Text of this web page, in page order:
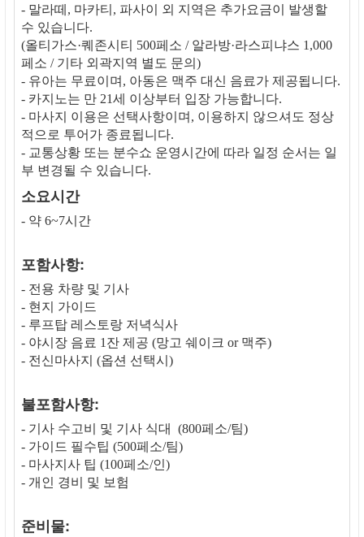
- 말라떼, 마카티, 파사이 외 지역은 추가요금이 발생할
수 있습니다.
(올티가스·퀘존시티 500페소 / 알라방·라스피냐스 1,000
페소 / 기타 외곽지역 별도 문의)
- 유아는 무료이며, 아동은 맥주 대신 음료가 제공됩니다.
- 카지노는 만 21세 이상부터 입장 가능합니다.
- 마사지 이용은 선택사항이며, 이용하지 않으셔도 정상
적으로 투어가 종료됩니다.
- 교통상황 또는 분수쇼 운영시간에 따라 일정 순서는 일
부 변경될 수 있습니다.
소요시간
- 약 6~7시간
포함사항:
- 전용 차량 및 기사
- 현지 가이드
- 루프탑 레스토랑 저녁식사
- 야시장 음료 1잔 제공 (망고 쉐이크 or 맥주)
- 전신마사지 (옵션 선택시)
불포함사항:
- 기사 수고비 및 기사 식대 (800페소/팀)
- 가이드 필수팁 (500페소/팀)
- 마사지사 팁 (100페소/인)
- 개인 경비 및 보험
준비물: